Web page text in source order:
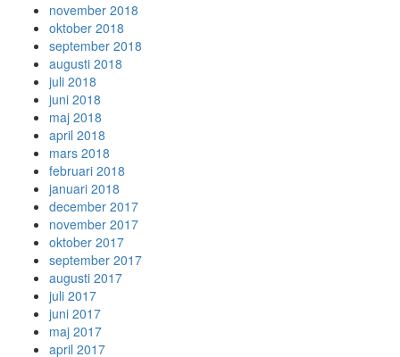
november 2018
oktober 2018
september 2018
augusti 2018
juli 2018
juni 2018
maj 2018
april 2018
mars 2018
februari 2018
januari 2018
december 2017
november 2017
oktober 2017
september 2017
augusti 2017
juli 2017
juni 2017
maj 2017
april 2017